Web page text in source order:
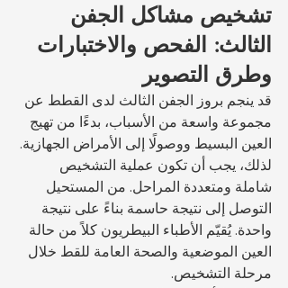
تشخيص مشاكل الجفن
الثالث: الفحص والاختبارات
وطرق التصوير
قد ينجم بروز الجفن الثالث لدى القطط عن
مجموعة واسعة من الأسباب، بدءًا من تهيج
العين البسيط ووصولًا إلى الأمراض الجهازية.
لذلك، يجب أن تكون عملية التشخيص
شاملة ومتعددة المراحل. من المستحيل
التوصل إلى نتيجة حاسمة بناءً على نتيجة
واحدة. يُقيّم الأطباء البيطريون كلاً من حالة
العين الموضعية والصحة العامة للقط خلال
مرحلة التشخيص.